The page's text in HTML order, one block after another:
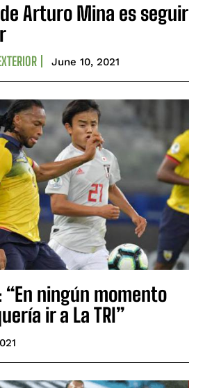
Arturo Mina es seguir
June 10, 2021
ningún momento
ir a La TRI”